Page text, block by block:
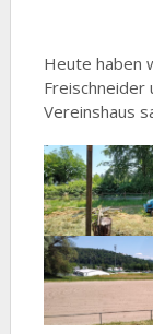
Heute haben
Freischneider
Vereinshaus